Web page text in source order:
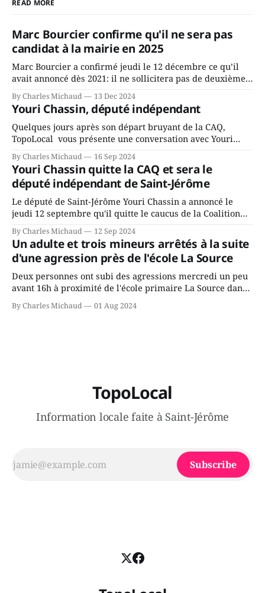
READ MORE
Marc Bourcier confirme qu'il ne sera pas
candidat à la mairie en 2025
Marc Bourcier a confirmé jeudi le 12 décembre ce qu’il
avait annoncé dès 2021: il ne sollicitera pas de deuxième
mandat à titre de maire de Saint-Jérôme. Bourcier en a
fait l’annonce en s’adressant aux employés de la ville,
rassemblés en soirée pour leur traditionnel souper
By Charles Michaud 13 Dec 2024
Youri Chassin, député indépendant
Quelques jours après son départ bruyant de la CAQ,
TopoLocal vous présente une conversation avec Youri
Chassin. Nous avons causé de sa décision. Y songeait-il
depuis longtemps? Sera-t-il candidat indépendant dans 2
ans? Joindrait-il un autre parti, par exemple les
conservateurs d’Éric Duhaime? Que lui
By Charles Michaud 16 Sep 2024
Youri Chassin quitte la CAQ et sera le
député indépendant de Saint-Jérôme
Le député de Saint-Jérôme Youri Chassin a annoncé le
jeudi 12 septembre qu'il quitte le caucus de la Coalition
Avenir Québec de François Legault parce qu'il est déçu du
gouvernement de la CAQ, surtout de son incapacité, qu'il
juge chronique, à offrir des
By Charles Michaud 12 Sep 2024
Un adulte et trois mineurs arrêtés à la suite
d'une agression près de l'école La Source
Deux personnes ont subi des agressions mercredi un peu
avant 16h à proximité de l'école primaire La Source dans
le secteur Bellefeuille de Saint-Jérôme. L'une de deux
victimes aurait été écrasée sous un véhicule et aspergée
By Charles Michaud 01 Aug 2024
TopoLocal
Information locale faite à Saint-Jérôme
Subscribe